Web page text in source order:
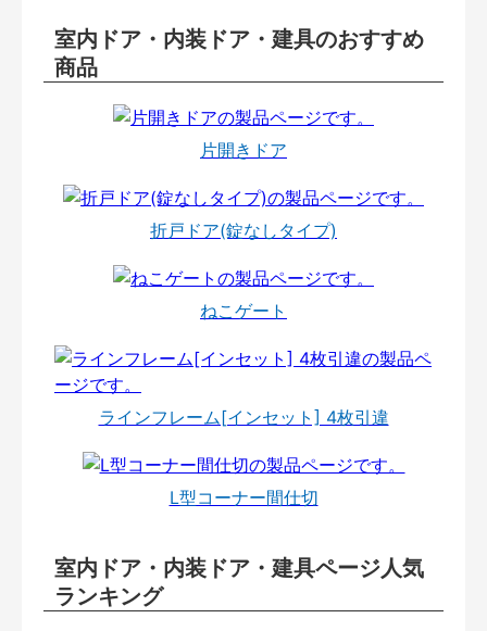
室内ドア・内装ドア・建具のおすすめ
商品
片開きドア
折戸ドア(錠なしタイプ)
ねこゲート
ラインフレーム[インセット] 4枚引違
L型コーナー間仕切
室内ドア・内装ドア・建具ページ人気
ランキング